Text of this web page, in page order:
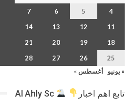
4
5
6
7
11
12
13
14
18
19
20
21
25
26
27
28
« يونيو
أغسطس »
تابع اهم اخبار